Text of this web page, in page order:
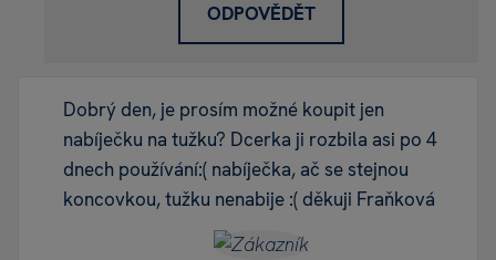
ODPOVĚDĚT
Dobrý den, je prosím možné koupit jen
nabíječku na tužku? Dcerka ji rozbila asi po 4
dnech používání:( nabíječka, ač se stejnou
koncovkou, tužku nenabije :( děkuji Fraňková